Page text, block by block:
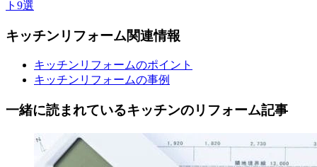
ト9選
キッチン リフォーム関連情報
キッチンリフォームのポイント
キッチンリフォームの事例
一緒に読まれているキッチンのリフォーム記事